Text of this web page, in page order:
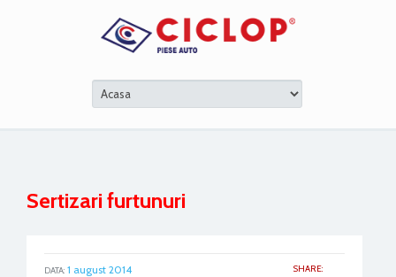
Sertizari furtunuri
SHARE:
DATA: 1 august 2014